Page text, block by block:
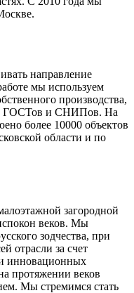
направление
мы используем
производства,
ГОСТов и СНИПов. На
более 10000 объектов
области и по
загородной
веков. Мы
зодчества, при
отрасли за счет
инновационных
протяжении веков
Мы стремимся стать